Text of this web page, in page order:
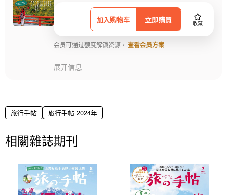
加入购物车 立即購買 收藏
会员可通过额度解锁资源， 查看会员方案
展开信息
旅行手帖 旅行手帖 2024年
相關雜誌期刊